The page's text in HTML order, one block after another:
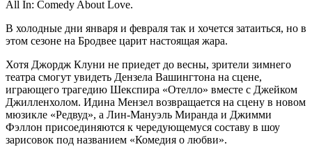
All In: Comedy About Love.
В холодные дни января и февраля так и хочется затаиться, но в
этом сезоне на Бродвее царит настоящая жара.
Хотя Джордж Клуни не приедет до весны, зрители зимнего
театра смогут увидеть Дензела Вашингтона на сцене,
играющего трагедию Шекспира «Отелло» вместе с Джейком
Джилленхолом. Идина Мензел возвращается на сцену в новом
мюзикле «Редвуд», а Лин-Мануэль Миранда и Джимми
Фэллон присоединяются к чередующемуся составу в шоу
зарисовок под названием «Комедия о любви».